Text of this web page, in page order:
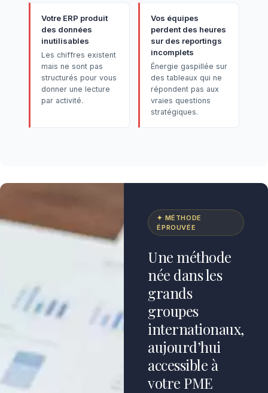
Votre ERP produit
des données
inutilisables
Les chiffres existent
mais ne sont pas
structurés pour vous
donner une lecture
par activité.
Vos équipes
perdent des heures
sur des reportings
incomplets
Énergie gaspillée sur
des tableaux qui ne
répondent pas aux
vraies questions
stratégiques.
✦ MÉTHODE
ÉPROUVÉE
Une méthode
née dans les
grands
groupes
internationaux,
aujourd’hui
accessible à
votre PME